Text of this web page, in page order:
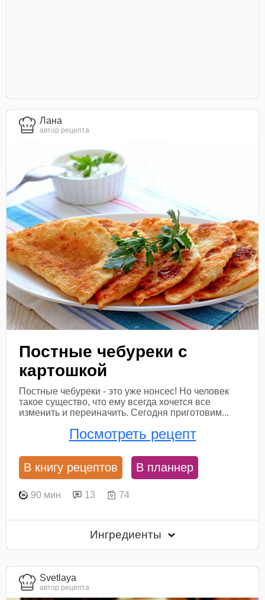
Лана
автор рецепта
Постные чебуреки с
картошкой
Постные чебуреки - это уже нонсес! Но человек
такое существо, что ему всегда хочется все
изменить и переиначить. Сегодня приготовим...
Посмотреть рецепт
В книгу рецептов В планнер
90 мин 13 74
Ингредиенты
Svetlaya
автор рецепта